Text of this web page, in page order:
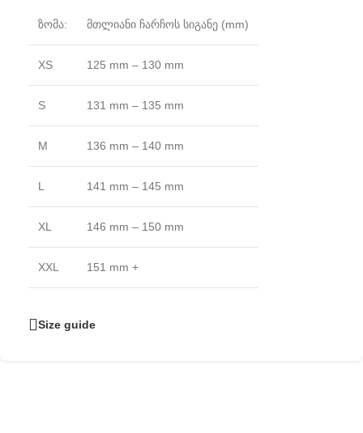
ზომა: მთლიანი ჩარჩოს სიგანე (mm)
XS 125 mm – 130 mm
S 131 mm – 135 mm
M 136 mm – 140 mm
L 141 mm – 145 mm
XL 146 mm – 150 mm
XXL 151 mm +
Size guide